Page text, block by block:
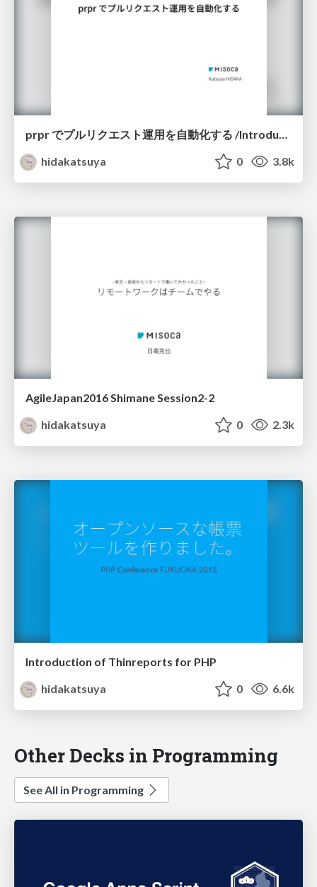
prpr でプルリクエスト運用を自動化する /Introduction-of-prpr
hidakatsuya
0 3.8k
AgileJapan2016 Shimane Session2-2
hidakatsuya
0 2.3k
Introduction of Thinreports for PHP
hidakatsuya
0 6.6k
Other Decks in Programming
See All in Programming